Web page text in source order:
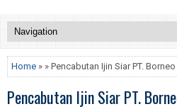
Home » » Pencabutan Ijin Siar PT.
Pencabutan Ijin Siar PT.